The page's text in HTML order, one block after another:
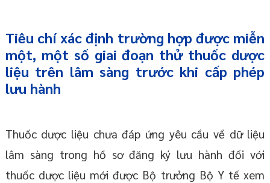
Tiêu chí xác định trường hợp được miễn
một, một số giai đoạn thử thuốc dược
liệu trên lâm sàng trước khi cấp phép
lưu hành
Thuốc dược liệu chưa đáp ứng yêu cầu về dữ liệu
lâm sàng trong hồ sơ đăng ký lưu hành đối với
thuốc dược liệu mới được Bộ trưởng Bộ Y tế xem